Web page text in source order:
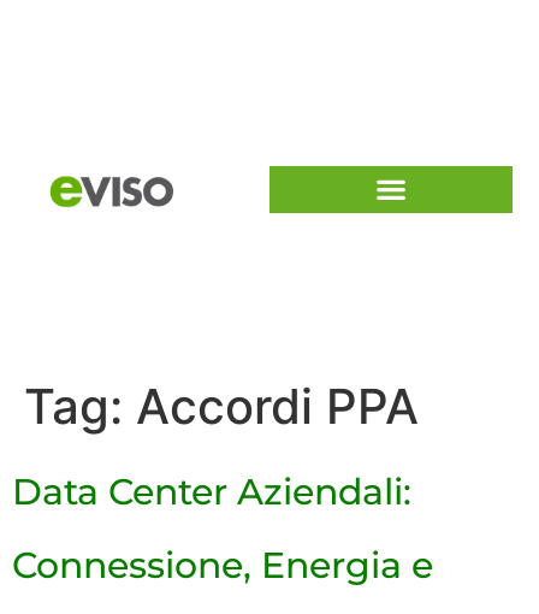
Tag: Accordi PPA
Data Center Aziendali:
Connessione, Energia e